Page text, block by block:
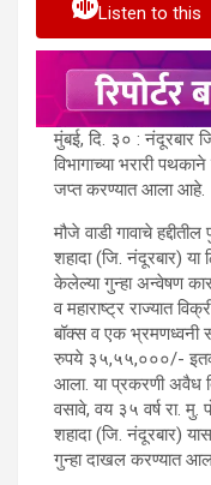
Listen to this
मुंबई, दि. ३० : नंदूरबार
विभागाच्या भरारी
जप्त करण्यात आला आहे.
मौजे वाडी गावाचे
शहादा (जि. नंदूरबार) या
केलेल्या गुन्हा अन्वेषण
व महाराष्ट्र राज्यात
बॉक्स व एक
रुपये ३५,५५,०००/-
आला. या प्रकरणी अवैध
वसावे, वय ३५ वर्ष रा. मु.
शहादा (जि. नंदूरबार)
गुन्हा दाखल करण्यात